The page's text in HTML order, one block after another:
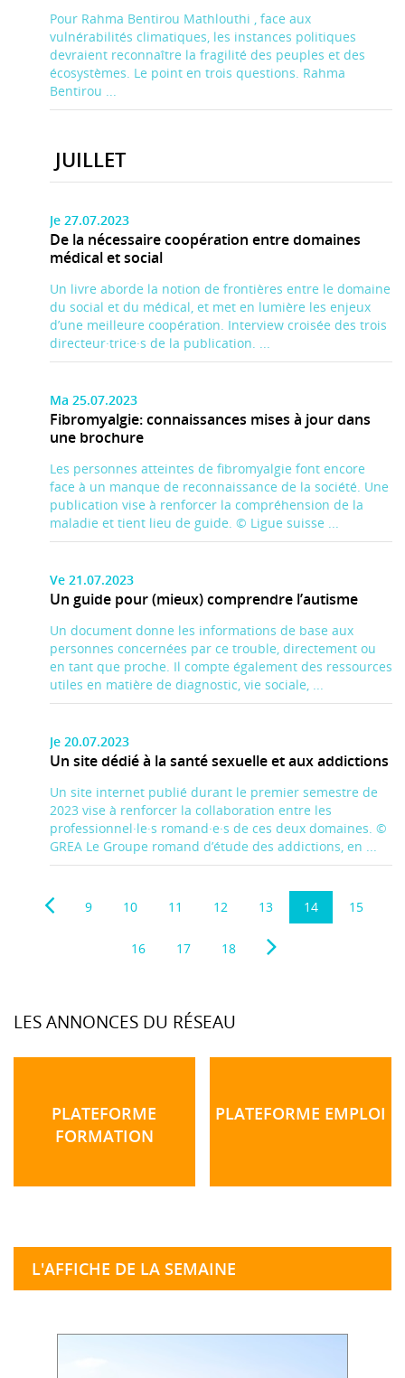
Pour Rahma Bentirou Mathlouthi , face aux
vulnérabilités climatiques, les instances politiques
devraient reconnaître la fragilité des peuples et des
écosystèmes. Le point en trois questions. Rahma
Bentirou ...
JUILLET
Je 27.07.2023
De la nécessaire coopération entre domaines
médical et social
Un livre aborde la notion de frontières entre le domaine
du social et du médical, et met en lumière les enjeux
d’une meilleure coopération. Interview croisée des trois
directeur·trice·s de la publication. ...
Ma 25.07.2023
Fibromyalgie: connaissances mises à jour dans
une brochure
Les personnes atteintes de fibromyalgie font encore
face à un manque de reconnaissance de la société. Une
publication vise à renforcer la compréhension de la
maladie et tient lieu de guide. © Ligue suisse ...
Ve 21.07.2023
Un guide pour (mieux) comprendre l’autisme
Un document donne les informations de base aux
personnes concernées par ce trouble, directement ou
en tant que proche. Il compte également des ressources
utiles en matière de diagnostic, vie sociale, ...
Je 20.07.2023
Un site dédié à la santé sexuelle et aux addictions
Un site internet publié durant le premier semestre de
2023 vise à renforcer la collaboration entre les
professionnel·le·s romand·e·s de ces deux domaines. ©
GREA Le Groupe romand d’étude des addictions, en ...
9 10 11 12 13 14 15
16 17 18
LES ANNONCES DU RÉSEAU
PLATEFORME
FORMATION
PLATEFORME EMPLOI
L'AFFICHE DE LA SEMAINE